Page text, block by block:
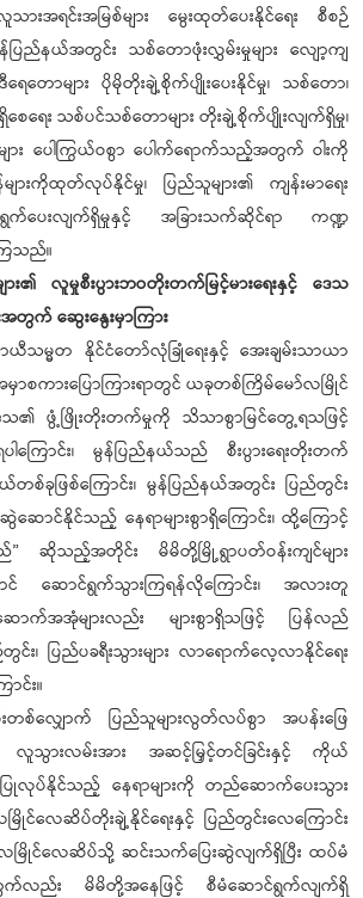
းအရင်းအမြစ်များ မွေးထုတ်ပေးနိုင်ရေး စီစဉ်
ြည်နယ်အတွင်း သစ်တောဖုံးလွှမ်းမှုများ လျော့ကျ
ေတောများ ပိုမိုတိုးချဲ့စိုက်ပျိုးပေးနိုင်မှု၊ သစ်တော၊
စေရေး သစ်ပင်သစ်တောများ တိုးချဲ့စိုက်ပျိုးလျက်ရှိမှု၊
ျား ပေါကြွယ်ဝစွာ ပေါက်ရောက်သည့်အတွက် ဝါးကို
းကိုထုတ်လုပ်နိုင်မှု၊ ပြည်သူများ၏ ကျန်းမာရေး
င်ရွက်ပေးလျက်ရှိမှုနှင့် အခြားသက်ဆိုင်ရာ ကဏ္ဍ
သည်။
း၏ လူမှုစီးပွားဘဝတိုးတက်မြင့်မားရေးနှင့် ဒေသ
အတွက် ဆွေးနွေးမှာကြား
မ္မတ နိုင်ငံတော်လုံခြုံရေးနှင့် အေးချမ်းသာယာ
မှာစကားပြောကြားရာတွင် ယခုတစ်ကြိမ်မော်လမြိုင်
ေသ၏ ဖွံ့ဖြိုးတိုးတက်မှုကို သိသာစွာမြင်တွေ့ရသဖြင့်
ရပါကြောင်း၊ မွန်ပြည်နယ်သည် စီးပွားရေးတိုးတက်
စ်ခုဖြစ်ကြောင်း၊ မွန်ပြည်နယ်အတွင်း ပြည်တွင်း
ဆွဲဆောင်နိုင်သည့် နေရာများစွာရှိကြောင်း၊ ထို့ကြောင့်
ဆိုသည့်အတိုင်း မိမိတို့မြို့ရွာပတ်ဝန်းကျင်များ
င် ဆောင်ရွက်သွားကြရန်လိုကြောင်း၊ အလားတူ
ဆောက်အအုံများလည်း များစွာရှိသဖြင့် ပြန်လည်
င်း၊ ပြည်ပခရီးသွားများ လာရောက်လေ့လာနိုင်ရေး
င်း။
းတစ်လျှောက် ပြည်သူများလွတ်လပ်စွာ အပန်းဖြေ
လူသွားလမ်းအား အဆင့်မြှင့်တင်ခြင်းနှင့် ကိုယ်
ြုလုပ်နိုင်သည့် နေရာများကို တည်ဆောက်ပေးသွား
မြိုင်လေဆိပ်တိုးချဲ့နိုင်ရေးနှင့် ပြည်တွင်းလေကြောင်း
ာ်လမြိုင်လေဆိပ်သို့ ဆင်းသက်ပြေးဆွဲလျက်ရှိပြီး ထပ်မံ
အတွက်လည်း မိမိတို့အနေဖြင့် စီမံဆောင်ရွက်လျက်ရှိ